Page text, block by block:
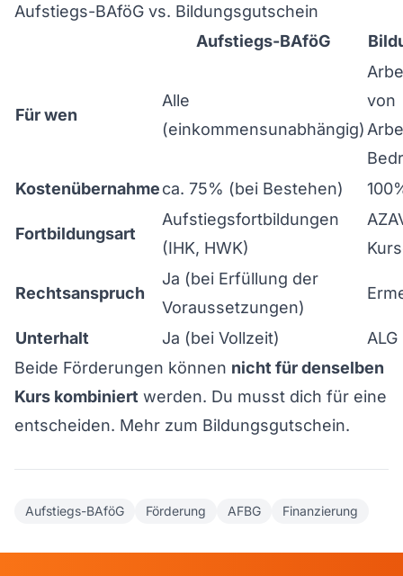
Aufstiegs-BAföG vs. Bildungsgutschein
Aufstiegs-BAföG
Für wen
Alle
(einkommensunabhängig)
von
Kostenübernahmeca. 75% (bei Bestehen)
Fortbildungsart
Aufstiegsfortbildungen
(IHK, HWK)
Rechtsanspruch
Ja (bei Erfüllung der
Voraussetzungen)
Unterhalt Ja (bei Vollzeit)
Beide Förderungen können nicht für denselben
Kurs kombiniert werden. Du musst dich für eine
entscheiden. Mehr zum Bildungsgutschein.
Aufstiegs-BAföG Förderung AFBG Finanzierung